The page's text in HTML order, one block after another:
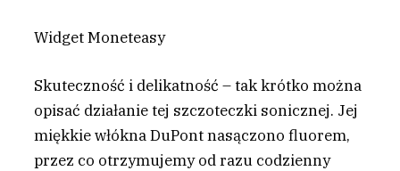
Widget Moneteasy
Skuteczność i delikatność – tak krótko można
opisać działanie tej szczoteczki sonicznej. Jej
miękkie włókna DuPont nasączono fluorem,
przez co otrzymujemy od razu codzienny